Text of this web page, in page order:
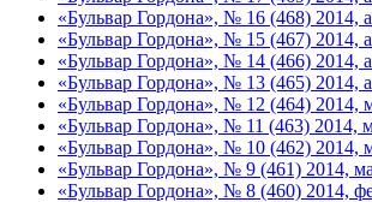
«Бульвар Гордона», № 16 (468) 2014,
«Бульвар Гордона», № 15 (467) 2014,
«Бульвар Гордона», № 14 (466) 2014,
«Бульвар Гордона», № 13 (465) 2014,
«Бульвар Гордона», № 12 (464) 2014,
«Бульвар Гордона», № 11 (463) 2014,
«Бульвар Гордона», № 10 (462) 2014,
«Бульвар Гордона», № 9 (461) 2014,
«Бульвар Гордона», № 8 (460) 2014,